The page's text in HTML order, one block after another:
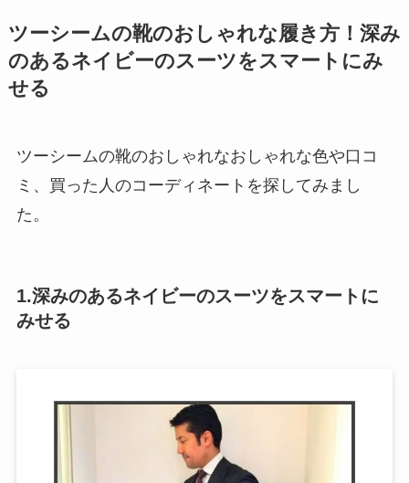
ツーシームの靴のおしゃれな履き方！深み
のあるネイビーのスーツをスマートにみ
せる
ツーシームの靴のおしゃれなおしゃれな色や口コ
ミ、買った人のコーディネートを探してみまし
た。
1.深みのあるネイビーのスーツをスマートに
みせる